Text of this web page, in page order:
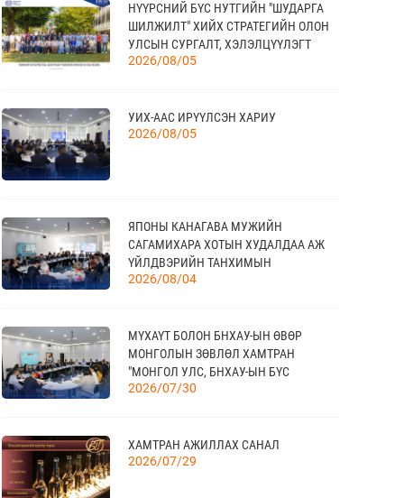
31
08 сар
“FINE FOOD AUSTRALIA 2026” ОЛОН
УЛСЫН ХҮНСНИЙ САЛБАРЫН
ҮЗЭСГЭЛЭН
17
09 сар
“УЛААНБААТАР ТҮНШЛЭЛ 2026”
ХҮНСНИЙ САЛБАРЫН ОЛОН УЛСЫН
ҮЗЭСГЭЛЭН
18
09 сар
МОНГОЛЫН АРБИТРЫН ӨДӨР - 2026
20
09 сар
КАНАД УЛС - ТОРОНТО ХОТЫН БИЗНЕС
АЯЛАЛ
21
10 сар
TEX+ VISION KOREA
НҮҮРСНИЙ БҮС НУТГИЙН "ШУДАРГА
ШИЛЖИЛТ" ХИЙХ СТРАТЕГИЙН ОЛОН
УЛСЫН СУРГАЛТ, ХЭЛЭЛЦҮҮЛЭГТ
ОРОЛЦЛОО
2026/08/05
УИХ-ААС ИРҮҮЛСЭН ХАРИУ
2026/08/05
ЯПОНЫ КАНАГАВА МУЖИЙН
САГАМИХАРА ХОТЫН ХУДАЛДАА АЖ
ҮЙЛДВЭРИЙН ТАНХИМЫН
ТӨЛӨӨЛӨГЧИД МОНГОЛЫН
2026/08/04
МҮХАҮТ БОЛОН БНХАУ-ЫН ӨВӨР
МОНГОЛЫН ЗӨВЛӨЛ ХАМТРАН
"МОНГОЛ УЛС, БНХАУ-ЫН БҮС
НУТГИЙН ЭДИЙН ЗАСАГ, ХАМТЫН
2026/07/30
ХАМТРАН АЖИЛЛАХ САНАЛ
2026/07/29